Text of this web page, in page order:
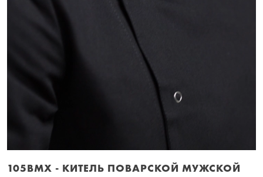
105BMX - КИТЕЛЬ ПОВАРСКОЙ МУЖСКОЙ